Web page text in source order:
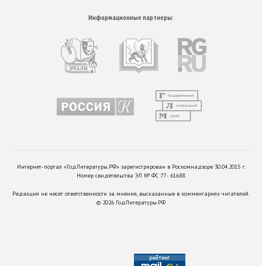
Информационные партнеры:
Интернет-портал «ГодЛитературы.РФ» зарегистрирован в Роскомнадзоре 30.04.2015 г.
Номер свидетельства ЭЛ № ФС 77 - 61688.
Редакция не несет ответственности за мнения, высказанные в комментариях читателей.
© 2026 ГодЛитературы.РФ